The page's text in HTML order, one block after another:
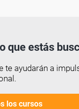
que estás
te ayudarán a
los cursos